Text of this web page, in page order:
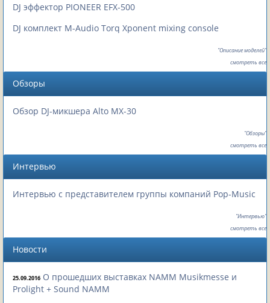
DJ эффектор PIONEER EFX-500
DJ комплект M-Audio Torq Xponent mixing console
"Описание моделей"
смотреть все
Обзоры
Обзор DJ-микшера Alto MX-30
"Обзоры"
смотреть все
Интервью
Интервью с представителем группы компаний Pop-Music
"Интервью"
смотреть все
Новости
25.09.2016 О прошедших выставках NAMM Musikmesse и
Prolight + Sound NAMM